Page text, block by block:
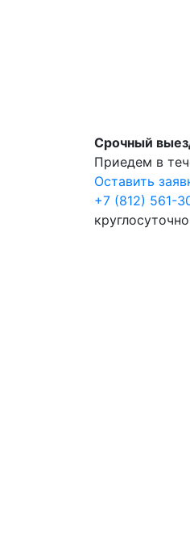
Срочный
Приедем в
Оставить
+7 (812) 561-